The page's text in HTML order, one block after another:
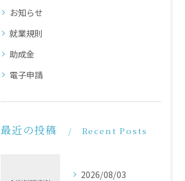
お知らせ
就業規則
助成金
電子申請
最近の投稿 Recent Posts
2026/08/03